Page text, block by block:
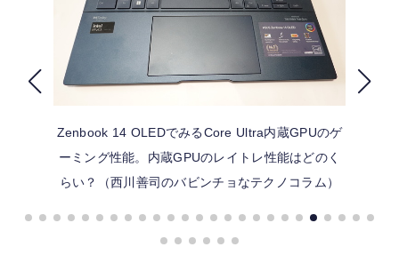
FOLLOW US
Zenbook 14 OLEDでみるCore Ultra内蔵GPUのゲ
ーミング性能。内蔵GPUのレイトレ性能はどのく
らい？（西川善司のバビンチョなテクノコラム）